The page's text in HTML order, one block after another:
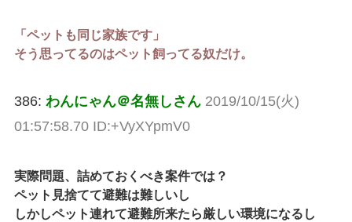
「ペットも同じ家族です」
そう思ってるのはペット飼ってる奴だけ。
386: わんにゃん＠名無しさん 2019/10/15(火)
01:57:58.70 ID:+VyXYpmV0
実際問題、詰めておくべき案件では？
ペット見捨てて避難は難しいし
しかしペット連れて避難所来たら厳しい環境になるし